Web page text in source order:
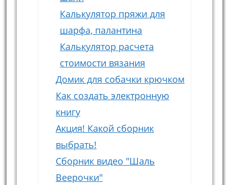
Калькулятор пряжи для
шарфа, палантина
Калькулятор расчета
стоимости вязания
Домик для собачки крючком
Как создать электронную
книгу
Акция! Какой сборник
выбрать!
Сборник видео "Шаль
Веерочки"